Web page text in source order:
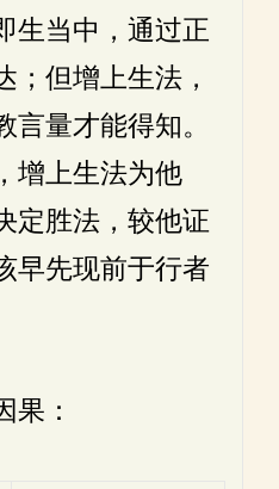
生当中，通过正
；但增上生法，
量才能得知。
增上生法为他
定胜法，较他证
早先现前于行者
果：